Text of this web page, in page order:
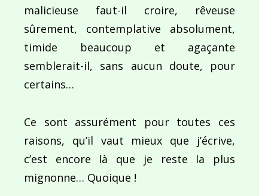
malicieuse faut-il croire, rêveuse
sûrement, contemplative absolument,
timide beaucoup et agaçante
semblerait-il, sans aucun doute, pour
certains…
Ce sont assurément pour toutes ces
raisons, qu’il vaut mieux que j’écrive,
c’est encore là que je reste la plus
mignonne… Quoique !